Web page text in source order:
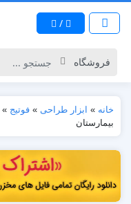
/
خانه » ابزار طراحی » فوتیج »
بیمارستان